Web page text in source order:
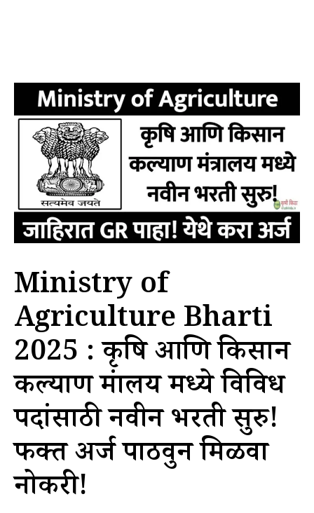
Ministry of
Agriculture Bharti
2025 : कृषि आणि किसान
कल्याण मंत्रालय मध्ये विविध
पदांसाठी नवीन भरती सुरु!
फक्त अर्ज पाठवुन मिळवा
नोकरी!